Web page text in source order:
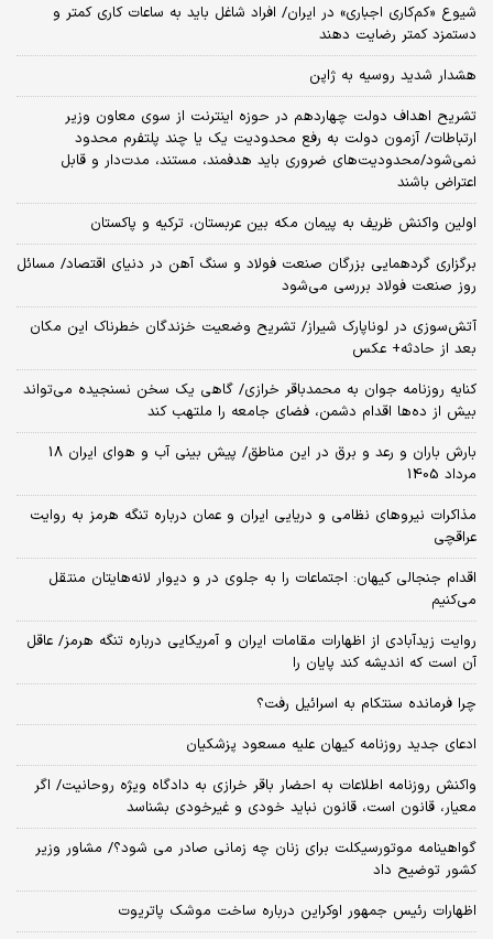
شیوع «کم‌کاری اجباری» در ایران/ افراد شاغل باید به ساعات کاری کمتر و
دستمزد کمتر رضایت دهند
هشدار شدید روسیه به ژاپن
تشریح اهداف دولت چهاردهم در حوزه اینترنت از سوی معاون وزیر
ارتباطات/ آزمون دولت به رفع محدودیت یک یا چند پلتفرم محدود
نمی‌‎شود/محدودیت‌های ضروری باید هدفمند، مستند، مدت‌دار و قابل
اعتراض باشند
اولین واکنش ظریف به پیمان مکه بین عربستان، ترکیه و پاکستان
برگزاری گردهمایی بزرگان صنعت فولاد و سنگ آهن در دنیای اقتصاد/ مسائل
روز صنعت فولاد بررسی می‌شود
آتش‌سوزی در لوناپارک شیراز/ تشریح وضعیت خزندگان خطرناک این مکان
بعد از حادثه+ عکس
کنایه روزنامه جوان به محمدباقر خرازی/ گاهی یک سخن نسنجیده می‌تواند
بیش از ده‌ها اقدام دشمن، فضای جامعه را ملتهب کند
بارش باران و رعد و برق در این مناطق/ پیش بینی آب و هوای ایران 18
مرداد 1405
مذاکرات نیروهای نظامی و دریایی ایران و عمان درباره تنگه هرمز به روایت
عراقچی
اقدام جنجالی کیهان: اجتماعات را به جلوی در و دیوار لانه‌هایتان منتقل
می‌کنیم
روایت زیدآبادی از اظهارات مقامات ایران و آمریکایی درباره تنگه هرمز/ عاقل
آن است که اندیشه کند پایان را
چرا فرمانده سنتکام به اسرائیل رفت؟
ادعای جدید روزنامه کیهان علیه مسعود پزشکیان
واکنش روزنامه اطلاعات به احضار باقر خرازی به دادگاه ویژه روحانیت/ اگر
معیار، قانون است، قانون نباید خودی و غیرخودی بشناسد
گواهینامه موتورسیکلت برای زنان چه زمانی صادر می شود؟/ مشاور وزیر
کشور توضیح داد
اظهارات رئیس جمهور اوکراین درباره ساخت موشک پاتریوت